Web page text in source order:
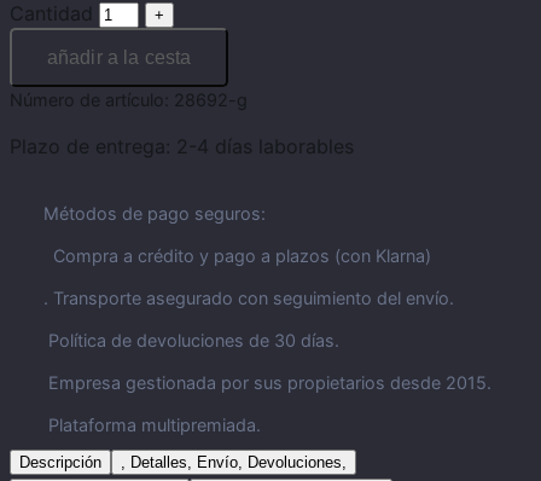
Cantidad
añadir a la cesta
Número de artículo: 28692-g
Plazo de entrega: 2-4 días laborables
Métodos de pago seguros:
Compra a crédito y pago a plazos (con Klarna)
. Transporte asegurado con seguimiento del envío.
Política de devoluciones de 30 días.
Empresa gestionada por sus propietarios desde 2015.
Plataforma multipremiada.
Descripción
, Detalles, Envío, Devoluciones,